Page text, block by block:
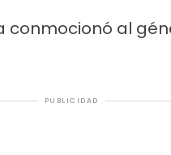
conmocionó al
PUBLICIDAD